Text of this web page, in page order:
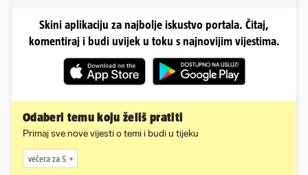
Skini aplikaciju za najbolje iskustvo portala. Čitaj,
komentiraj i budi uvijek u toku s najnovijim vijestima.
Odaberi temu koju želiš pratiti
Primaj sve nove vijesti o temi i budi u tijeku
večera za 5